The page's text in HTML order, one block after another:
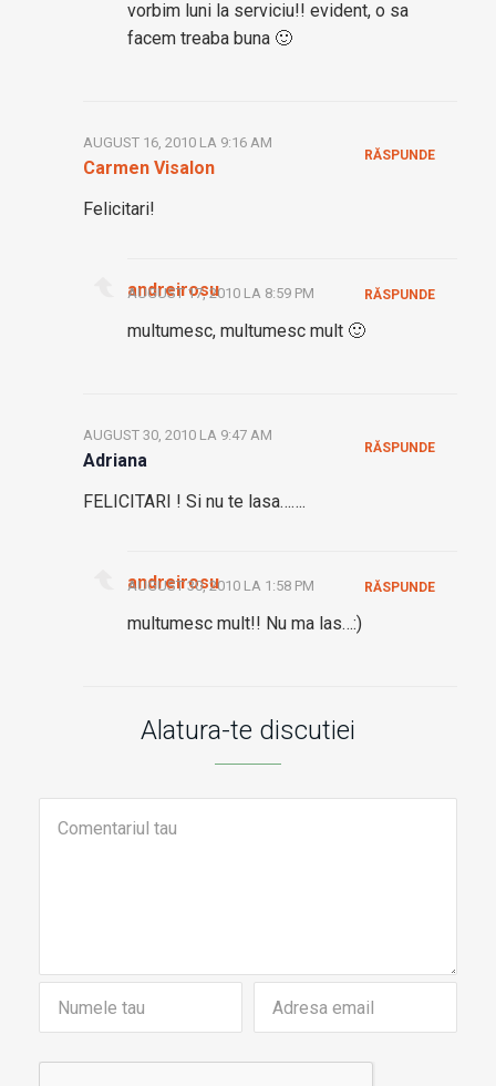
vorbim luni la serviciu!! evident, o sa
facem treaba buna 🙂
Carmen Visalon
AUGUST 16, 2010 LA 9:16 AM
Felicitari!
RĂSPUNDE
andreirosu
AUGUST 17, 2010 LA 8:59 PM
multumesc, multumesc mult 🙂
RĂSPUNDE
Adriana
AUGUST 30, 2010 LA 9:47 AM
FELICITARI ! Si nu te lasa…….
RĂSPUNDE
andreirosu
AUGUST 30, 2010 LA 1:58 PM
multumesc mult!! Nu ma las…:)
RĂSPUNDE
Alatura-te discutiei